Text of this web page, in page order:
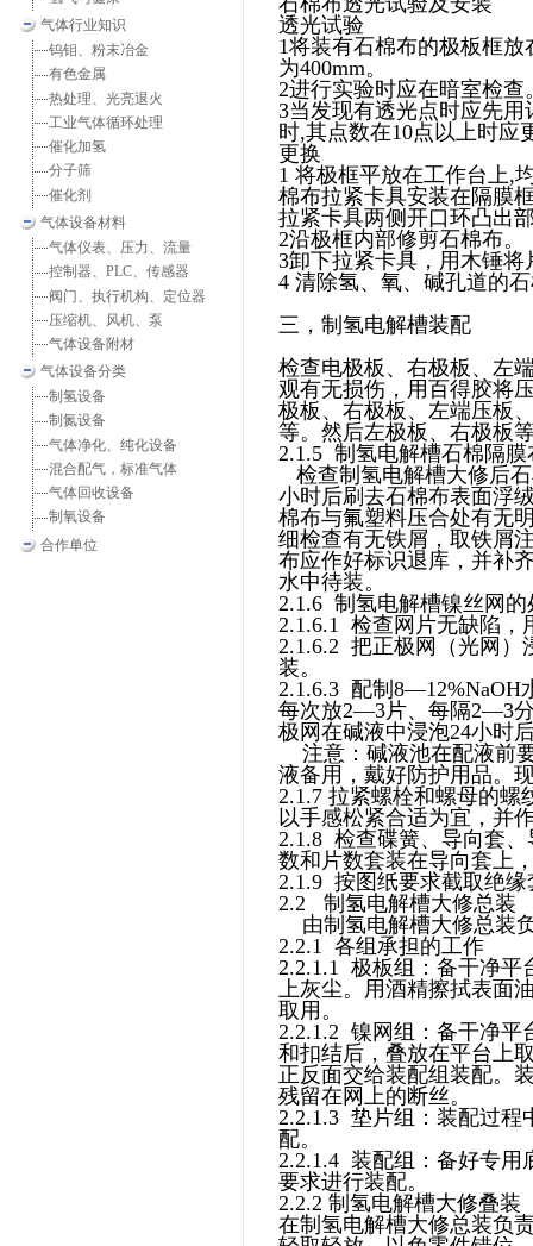
气体行业知识
钨钼、粉末冶金
有色金属
热处理、光亮退火
工业气体循环处理
催化加氢
分子筛
催化剂
气体设备材料
气体仪表、压力、流量
控制器、PLC、传感器
阀门、执行机构、定位器
压缩机、风机、泵
气体设备附材
气体设备分类
制氢设备
制氮设备
气体净化、纯化设备
混合配气，标准气体
气体回收设备
制氧设备
合作单位
透光试验
1将装有石棉布的极板框
为400mm。
2进行实验时应在暗室检查
3当发现有透光点时应先
时,其点数在10点以上时应
更换
1 将极框平放在工作台上,
棉布拉紧卡具安装在隔膜
拉紧卡具两侧开口环凸出
2沿极框内部修剪石棉布。
3卸下拉紧卡具，用木锤
4 清除氢、氧、碱孔道的
三，制氢电解槽装配
检查电极板、右极板、左
观有无损伤，用百得胶将
极板、右极板、左端压板
等。然后左极板、右极板
2.1.5 制氢电解槽石棉隔膜
检查制氢电解槽大修后
小时后刷去石棉布表面浮
棉布与氟塑料压合处有无
细检查有无铁屑，取铁屑
布应作好标识退库，并补
水中待装。
2.1.6 制氢电解槽镍丝网的
2.1.6.1 检查网片无缺陷，
2.1.6.2 把正极网（光网）
装。
2.1.6.3 配制8—12%NaOH
每次放2—3片、每隔2—3
极网在碱液中浸泡24小时
注意：碱液池在配液前
液备用，戴好防护用品。
2.1.7 拉紧螺栓和螺母的
以手感松紧合适为宜，并
2.1.8 检查碟簧、导向套
数和片数套装在导向套上
2.1.9 按图纸要求截取绝
2.2 制氢电解槽大修总装
由制氢电解槽大修总装
2.2.1 各组承担的工作
2.2.1.1 极板组：备干净平
上灰尘。用酒精擦拭表面
取用。
2.2.1.2 镍网组：备干净平
和扣结后，叠放在平台上
正反面交给装配组装配。
残留在网上的断丝。
2.2.1.3 垫片组：装配过程
配。
2.2.1.4 装配组：备好专用
要求进行装配。
2.2.2 制氢电解槽大修叠装
在制氢电解槽大修总装负